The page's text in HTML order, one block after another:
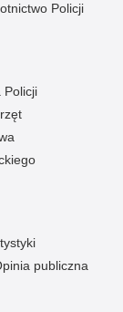
Policji
Policji
publiczna